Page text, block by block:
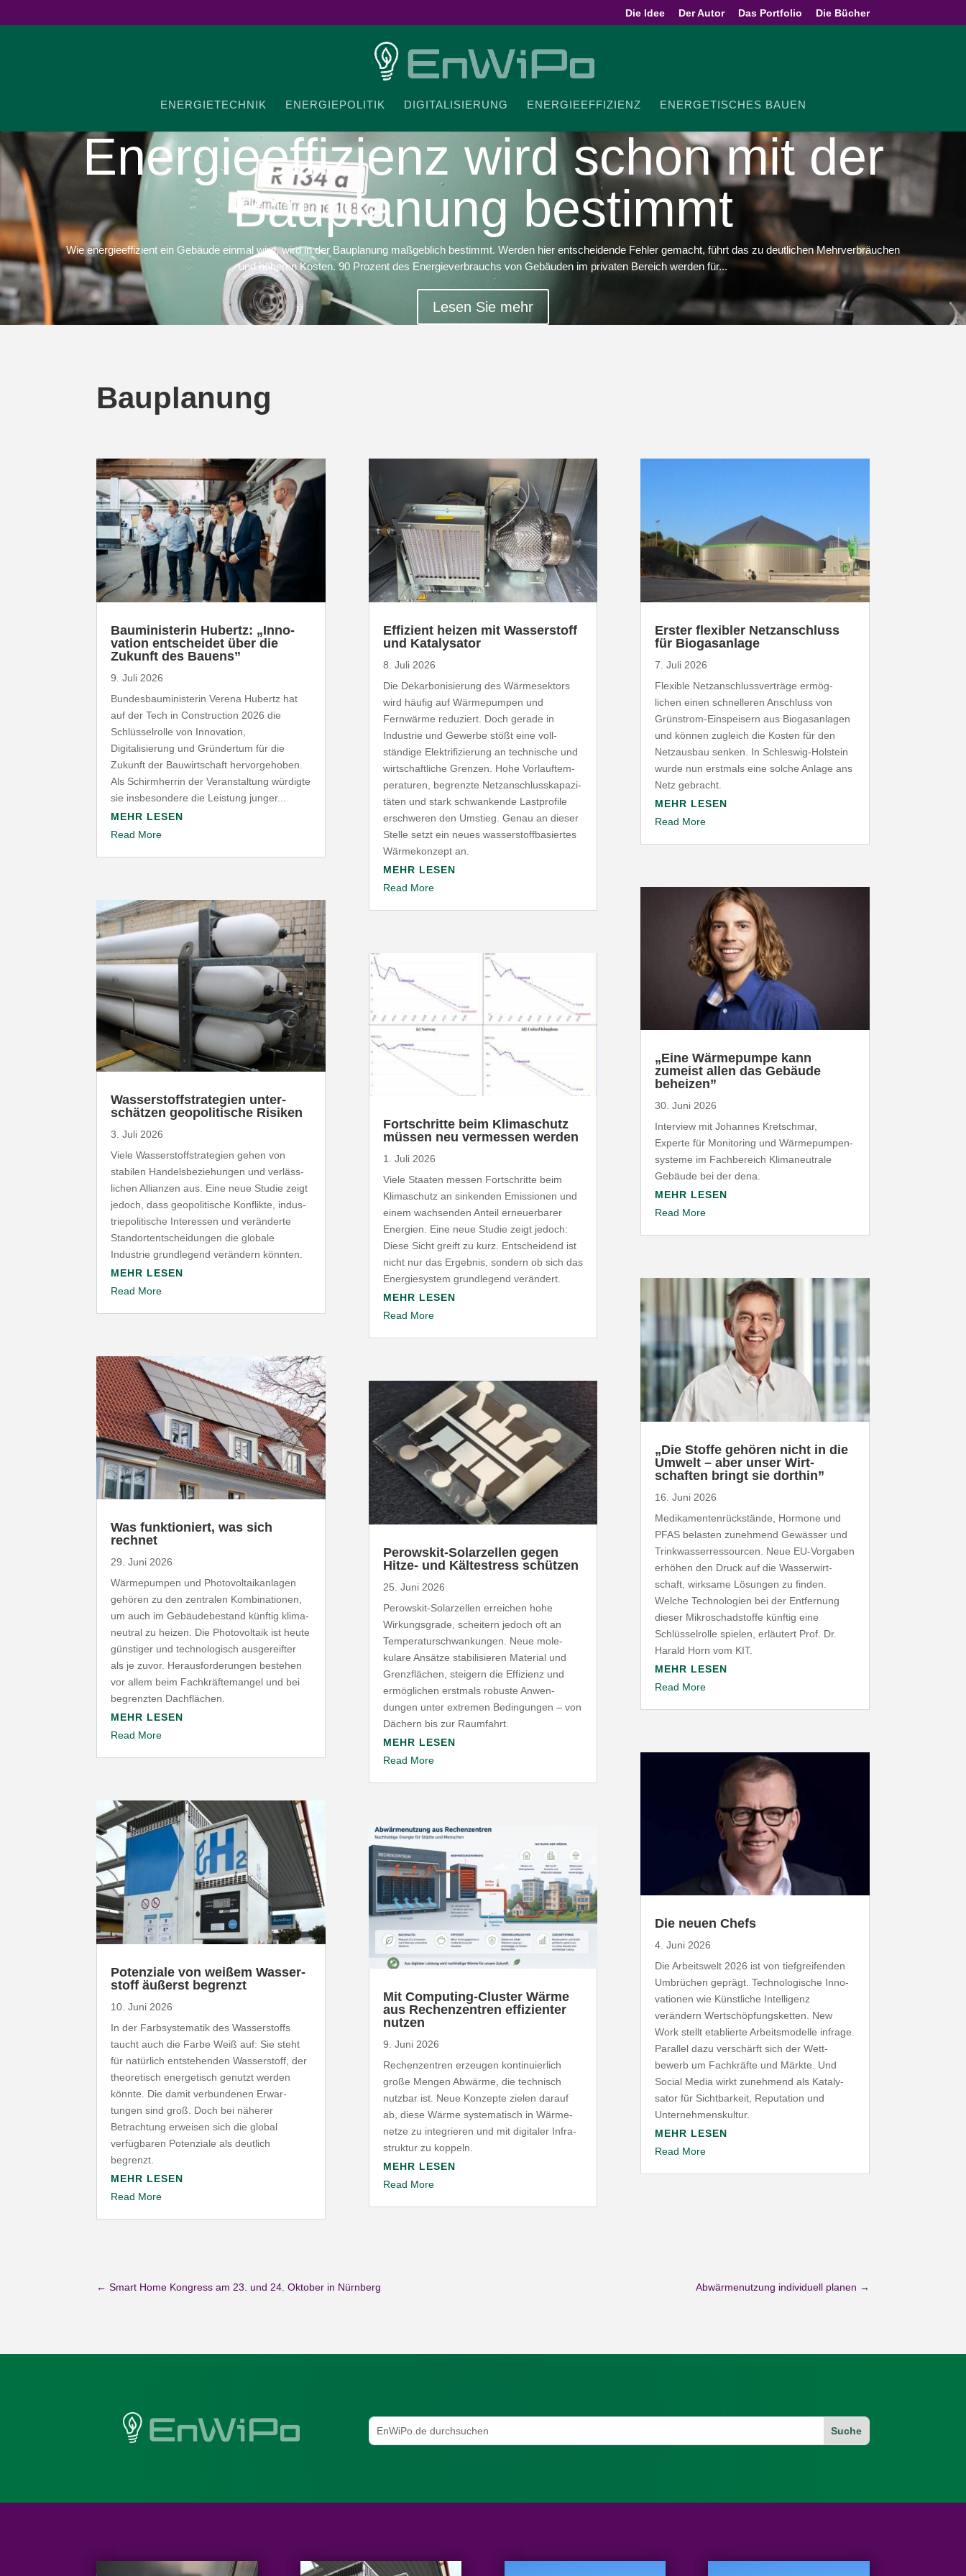
Die Idee Der Autor Das Portfolio Die Bücher
ENER­GIE­TECHNIK ENER­GIE­PO­LITIK DIGI­TA­LI­SIERUNG ENER­GIE­EF­FI­ZIENZ ENER­GE­TI­SCHES BAUEN
Ener­gie­ef­fi­zienz wird schon mit der
Bauplanung bestimmt
Wie energieeffizient ein Gebäude einmal wird, wird in der Bauplanung maßgeblich bestimmt. Werden hier entscheidende Fehler gemacht, führt das zu deutlichen Mehrverbräuchen
und höheren Kosten. 90 Prozent des Energieverbrauchs von Gebäuden im privaten Bereich werden für...
Lesen Sie mehr
Bauplanung
Baumi­nis­terin Hubertz: „Inno­
vation entscheidet über die
Zukunft des Bauens”
9. Juli 2026
Bundesbauministerin Verena Hubertz hat
auf der Tech in Construction 2026 die
Schlüsselrolle von Innovation,
Digitalisierung und Gründertum für die
Zukunft der Bauwirtschaft hervorgehoben.
Als Schirmherrin der Veranstaltung würdigte
sie insbesondere die Leistung junger...
MEHR LESEN
Read More
Wasser­stoff­stra­tegien unter­
schätzen geopo­li­tische Risiken
3. Juli 2026
Viele Wasser­stoff­stra­tegien gehen von
stabilen Handels­be­zie­hungen und verläss­
lichen Allianzen aus. Eine neue Studie zeigt
jedoch, dass geopo­li­tische Konflikte, indus­
trie­po­li­tische Inter­essen und verän­derte
Stand­ort­ent­schei­dungen die globale
Industrie grund­legend verändern könnten.
MEHR LESEN
Read More
Was funk­tio­niert, was sich
rechnet
29. Juni 2026
Wärme­pumpen und Photo­vol­ta­ik­an­lagen
gehören zu den zentralen Kombi­na­tionen,
um auch im Gebäu­de­be­stand künftig klima­
neutral zu heizen. Die Photo­voltaik ist heute
günstiger und tech­no­lo­gisch ausge­reifter
als je zuvor. Heraus­for­de­rungen bestehen
vor allem beim Fach­kräf­te­mangel und bei
begrenzten Dachflächen.
MEHR LESEN
Read More
Poten­ziale von weißem Wasser­
stoff äußerst begrenzt
10. Juni 2026
In der Farb­sys­te­matik des Wasser­stoffs
taucht auch die Farbe Weiß auf: Sie steht
für natürlich entste­henden Wasser­stoff, der
theo­re­tisch ener­ge­tisch genutzt werden
könnte. Die damit verbun­denen Erwar­
tungen sind groß. Doch bei näherer
Betrachtung erweisen sich die global
verfüg­baren Poten­ziale als deutlich
begrenzt.
MEHR LESEN
Read More
Effizient heizen mit Wasser­stoff
und Katalysator
8. Juli 2026
Die Dekar­bo­ni­sierung des Wärme­sektors
wird häufig auf Wärme­pumpen und
Fernwärme reduziert. Doch gerade in
Industrie und Gewerbe stößt eine voll­
ständige Elek­tri­fi­zierung an tech­nische und
wirt­schaft­liche Grenzen. Hohe Vorlauf­tem­
pe­ra­turen, begrenzte Netz­an­schluss­ka­pa­zi­
täten und stark schwan­kende Last­profile
erschweren den Umstieg. Genau an dieser
Stelle setzt ein neues wasser­stoff­ba­siertes
Wärme­konzept an.
MEHR LESEN
Read More
Fort­schritte beim Klima­schutz
müssen neu vermessen werden
1. Juli 2026
Viele Staaten messen Fort­schritte beim
Klima­schutz an sinkenden Emis­sionen und
einem wach­senden Anteil erneu­er­barer
Energien. Eine neue Studie zeigt jedoch:
Diese Sicht greift zu kurz. Entscheidend ist
nicht nur das Ergebnis, sondern ob sich das
Ener­gie­system grund­legend verändert.
MEHR LESEN
Read More
Perowskit-​Solarzellen gegen
Hitze- und Kälte­stress schützen
25. Juni 2026
Perowskit-​Solarzellen erreichen hohe
Wirkungs­grade, scheitern jedoch oft an
Tempe­ra­tur­schwan­kungen. Neue mole­
kulare Ansätze stabi­li­sieren Material und
Grenz­flächen, steigern die Effizienz und
ermög­lichen erstmals robuste Anwen­
dungen unter extremen Bedin­gungen – von
Dächern bis zur Raumfahrt.
MEHR LESEN
Read More
Mit Computing-​Cluster Wärme
aus Rechen­zentren effi­zi­enter
nutzen
9. Juni 2026
Rechen­zentren erzeugen konti­nu­ierlich
große Mengen Abwärme, die technisch
nutzbar ist. Neue Konzepte zielen darauf
ab, diese Wärme syste­ma­tisch in Wärme­
netze zu inte­grieren und mit digitaler Infra­
struktur zu koppeln.
MEHR LESEN
Read More
Erster flexibler Netz­an­schluss
für Biogasanlage
7. Juli 2026
Flexible Netz­an­schluss­ver­träge ermög­
lichen einen schnel­leren Anschluss von
Grünstrom-​Einspeisern aus Biogas­an­lagen
und können zugleich die Kosten für den
Netz­ausbau senken. In Schleswig-​Holstein
wurde nun erstmals eine solche Anlage ans
Netz gebracht.
MEHR LESEN
Read More
„Eine Wärme­pumpe kann
zumeist allen das Gebäude
beheizen”
30. Juni 2026
Interview mit Johannes Kret­schmar,
Experte für Moni­toring und Wärme­pum­pen­
systeme im Fach­be­reich Klima­neu­trale
Gebäude bei der dena.
MEHR LESEN
Read More
„Die Stoffe gehören nicht in die
Umwelt – aber unser Wirt­
schaften bringt sie dorthin”
16. Juni 2026
Medi­ka­men­ten­rück­stände, Hormone und
PFASbelasten zunehmend Gewässer und
Trink­was­ser­res­sourcen. Neue EU-​Vorgaben
erhöhen den Druck auf die Wasser­wirt­
schaft, wirksame Lösungen zu finden.
Welche Tech­no­logien bei der Entfernung
dieser Mikro­schad­stoffe künftig eine
Schlüs­sel­rolle spielen, erläutert Prof. Dr.
Harald Horn vom KIT.
MEHR LESEN
Read More
Die neuen Chefs
4. Juni 2026
Die Arbeitswelt 2026 ist von tief­grei­fenden
Umbrüchen geprägt. Tech­no­lo­gische Inno­
va­tionen wie Künst­liche Intel­ligenz
verändern Wert­schöp­fungs­ketten. New
Work stellt etablierte Arbeits­mo­delle infrage.
Parallel dazu verschärft sich der Wett­
bewerb um Fach­kräfte und Märkte. Und
Social Media wirkt zunehmend als Kata­ly­
sator für Sicht­barkeit, Repu­tation und
Unternehmenskultur.
MEHR LESEN
Read More
←Smart Home Kongress am 23. und 24. Oktober in Nürnberg Abwärmenutzung individuell planen →